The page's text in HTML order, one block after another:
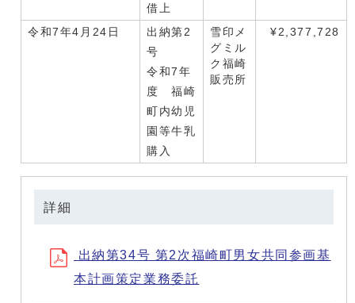
借上
令和7年4月24日
出納第2
号
令和7年
度 福崎
町内幼児
園等牛乳
購入
雪印メ
グミル
ク福崎
販売所
¥2,377,728
詳細
出納第34号 第2次福崎町男女共同参画基
本計画策定業務委託